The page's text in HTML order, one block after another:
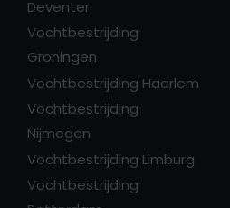
Deventer
Vochtbestrijding
Groningen
Vochtbestrijding Haarlem
Vochtbestrijding
Nijmegen
Vochtbestrijding Limburg
Vochtbestrijding